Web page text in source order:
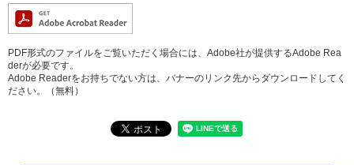
PDF形式のファイルをご覧いただく場合には、Adobe社が提供するAdobe Rea
derが必要です。
Adobe Readerをお持ちでない方は、バナーのリンク先からダウンロードしてく
ださい。（無料）